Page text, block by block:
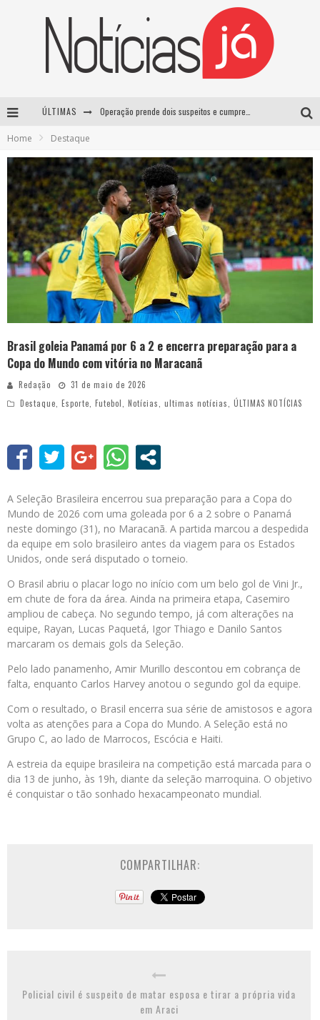
ÚLTIMAS
Casamento de Davi Brito e Emilly Araújo está marcado para setembro e deve custar cerca de R$ 2 milhões
Lula sanciona lei que aumenta penas para crimes sexuais contra crianças e criminaliza uso de IA
Home Destaque
Brasil goleia Panamá por 6 a 2 e encerra preparação para a
Copa do Mundo com vitória no Maracanã
Redação
31 de maio de 2026
Destaque Esporte Futebol Notícias ultimas notícias ÚLTIMAS NOTÍCIAS
A Seleção Brasileira encerrou sua preparação para a Copa do
Mundo de 2026 com uma goleada por 6 a 2 sobre o Panamá
neste domingo (31), no Maracanã. A partida marcou a despedida
da equipe em solo brasileiro antes da viagem para os Estados
Unidos, onde será disputado o torneio.
O Brasil abriu o placar logo no início com um belo gol de Vini Jr.,
em chute de fora da área. Ainda na primeira etapa, Casemiro
ampliou de cabeça. No segundo tempo, já com alterações na
equipe, Rayan, Lucas Paquetá, Igor Thiago e Danilo Santos
marcaram os demais gols da Seleção.
Pelo lado panamenho, Amir Murillo descontou em cobrança de
falta, enquanto Carlos Harvey anotou o segundo gol da equipe.
Com o resultado, o Brasil encerra sua série de amistosos e agora
volta as atenções para a Copa do Mundo. A Seleção está no
Grupo C, ao lado de Marrocos, Escócia e Haiti.
A estreia da equipe brasileira na competição está marcada para o
dia 13 de junho, às 19h, diante da seleção marroquina. O objetivo
é conquistar o tão sonhado hexacampeonato mundial.
COMPARTILHAR:
Policial civil é suspeito de matar esposa e tirar a própria vida
em Araci